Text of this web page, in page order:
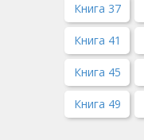
Книга 37
Книга 41
Книга 45
Книга 49